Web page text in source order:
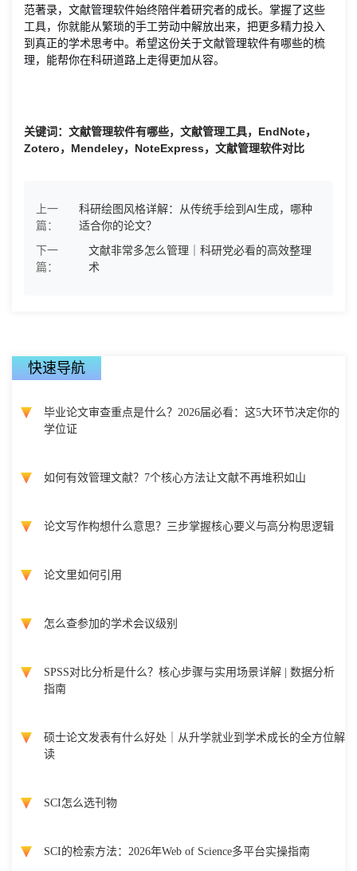
范著录，文献管理软件始终陪伴着研究者的成长。掌握了这些
工具，你就能从繁琐的手工劳动中解放出来，把更多精力投入
到真正的学术思考中。希望这份关于文献管理软件有哪些的梳
理，能帮你在科研道路上走得更加从容。
关键词：文献管理软件有哪些，文献管理工具，EndNote，
Zotero，Mendeley，NoteExpress，文献管理软件对比
上一
篇：
科研绘图风格详解：从传统手绘到AI生成，哪种
适合你的论文？
下一
篇：
文献非常多怎么管理｜科研党必看的高效整理
术
快速导航
毕业论文审查重点是什么？2026届必看：这5大环节决定你的
学位证
如何有效管理文献？7个核心方法让文献不再堆积如山
论文写作构想什么意思？三步掌握核心要义与高分构思逻辑
论文里如何引用
怎么查参加的学术会议级别
SPSS对比分析是什么？核心步骤与实用场景详解 | 数据分析
指南
硕士论文发表有什么好处｜从升学就业到学术成长的全方位解
读
SCI怎么选刊物
SCI的检索方法：2026年Web of Science多平台实操指南